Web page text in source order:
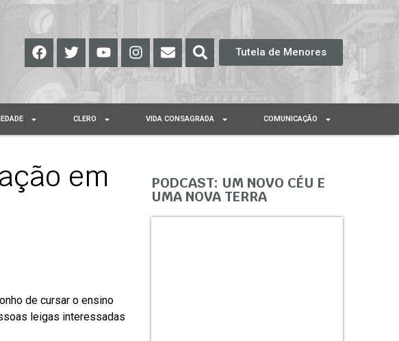
Tutela de Menores
CLERO VIDA CONSAGRADA COMUNICAÇÃO
em
de cursar o ensino
leigas interessadas
PODCAST: UM NOVO CÉU E
UMA NOVA TERRA